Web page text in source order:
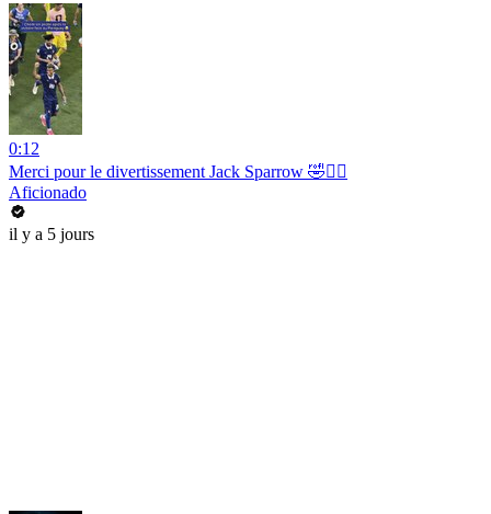
0:12
Merci pour le divertissement Jack Sparrow 🤣🏴‍☠️
Aficionado
il y a 5 jours